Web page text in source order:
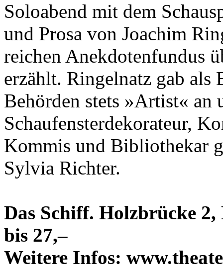
Soloabend mit dem
und Prosa von Joachim
reichen Anekdotenfundus
erzählt. Ringelnatz gab als
Behörden stets »Artist« an
Schaufensterdekorateur,
Kommis und Bibliothekar
Sylvia Richter.
Das Schiff. Holzbrücke
bis 27,–
Weitere Infos: